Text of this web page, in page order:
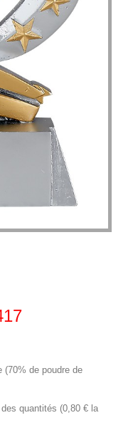
(70% de poudre de
quantités (0,80 € la